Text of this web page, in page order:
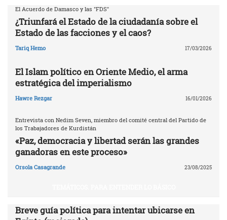
El Acuerdo de Damasco y las "FDS"
¿Triunfará el Estado de la ciudadanía sobre el
Estado de las facciones y el caos?
Tariq Hemo 17/03/2026
El Islam político en Oriente Medio, el arma
estratégica del imperialismo
Hawre Rezgar 16/01/2026
Entrevista con Nedim Seven, miembro del comité central del Partido de
los Trabajadores de Kurdistán
«Paz, democracia y libertad serán las grandes
ganadoras en este proceso»
Orsola Casagrande 23/08/2025
Breve guía política para intentar ubicarse en